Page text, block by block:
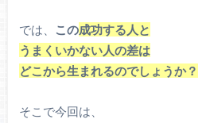
では、 この成功する人と
うまくいかない人の差は
どこから生まれるのでしょうか？
そこで今回は、